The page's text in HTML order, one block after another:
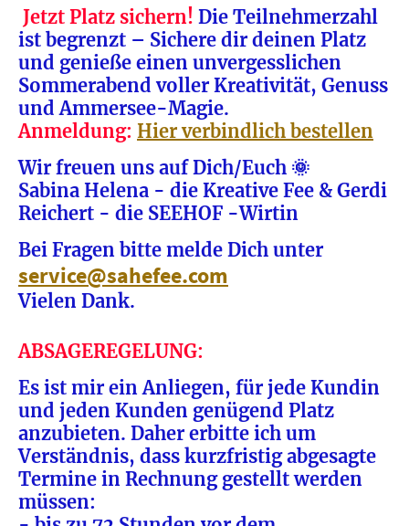
Jetzt Platz sichern! Die Teilnehmerzahl
ist begrenzt – Sichere dir deinen Platz
und genieße einen unvergesslichen
Sommerabend voller Kreativität, Genuss
und Ammersee-Magie.
Anmeldung: Hier verbindlich bestellen
Wir freuen uns auf Dich/Euch 🌞
Sabina Helena - die Kreative Fee & Gerdi
Reichert - die SEEHOF -Wirtin
Bei Fragen bitte melde Dich unter
service@sahefee.com
Vielen Dank.
ABSAGEREGELUNG:
Es ist mir ein Anliegen, für jede Kundin
und jeden Kunden genügend Platz
anzubieten. Daher erbitte ich um
Verständnis, dass kurzfristig abgesagte
Termine in Rechnung gestellt werden
müssen: